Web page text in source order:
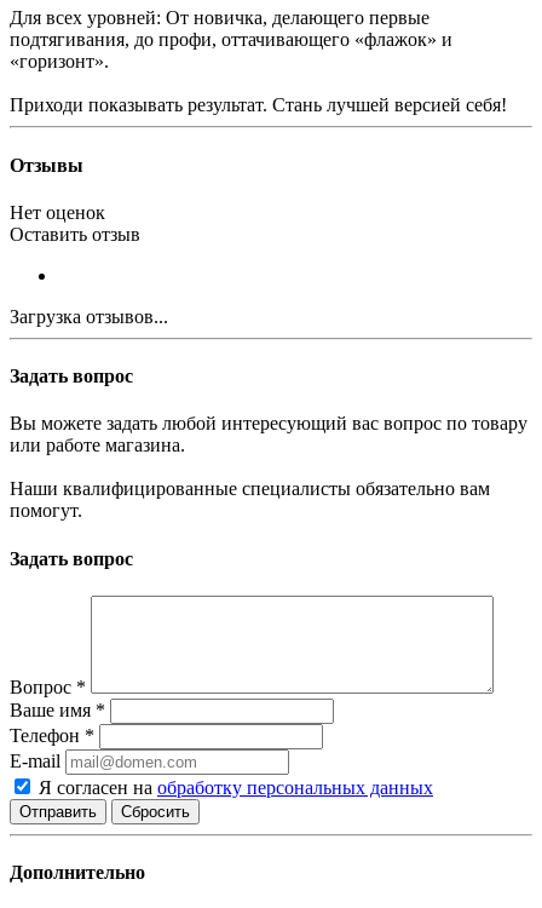
Для всех уровней: От новичка, делающего первые
подтягивания, до профи, оттачивающего «флажок» и
«горизонт».
Приходи показывать результат. Стань лучшей версией себя!
Отзывы
Нет оценок
Оставить отзыв
Загрузка отзывов...
Задать вопрос
Вы можете задать любой интересующий вас вопрос по товару
или работе магазина.
Наши квалифицированные специалисты обязательно вам
помогут.
Задать вопрос
Вопрос *
Ваше имя *
Телефон *
E-mail
Я согласен на обработку персональных данных
Сбросить
Дополнительно